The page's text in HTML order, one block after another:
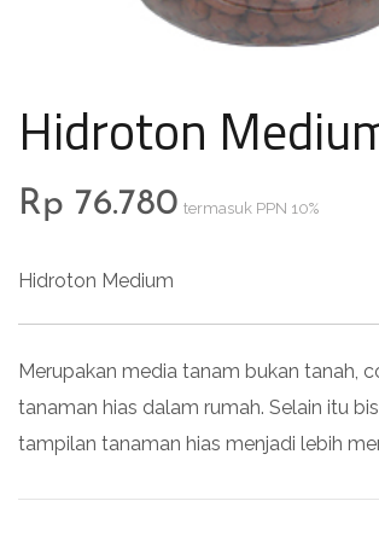
Hidroton
Rp 76.780 termasuk PPN 10%
Hidroton Medium
Merupakan media tanam bukan tanah,
tanaman hias dalam rumah. Selain itu
tampilan tanaman hias menjadi lebih